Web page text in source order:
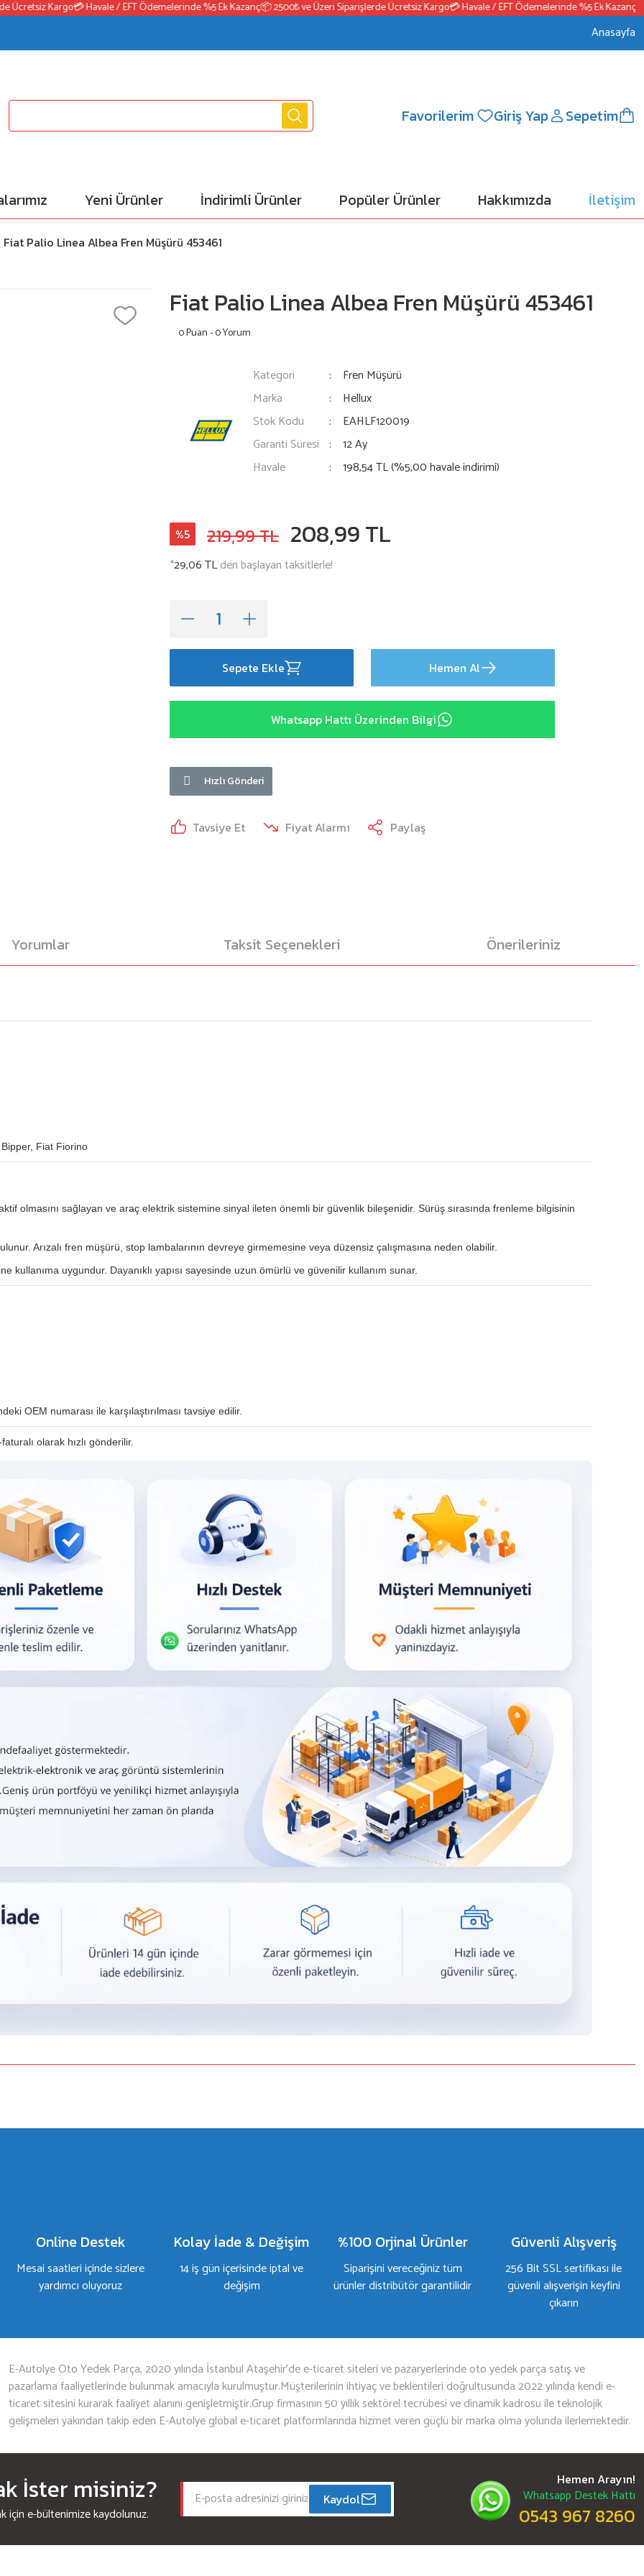
Kargo💳 Havale / EFT Ödemelerinde %5 Ek Kazanç📦 2500₺ ve Üzeri Siparişlerde Ücretsiz Kargo💳 Havale / EFT Ödemelerinde %5 Ek Kazanç
Anasayfa
Favorilerim Giriş Yap Sepetim
Yeni Ürünler İndirimli Ürünler Popüler Ürünler Hakkımızda İletişim
Fiat Palio Linea Albea Fren Müşürü 453461
Fiat Palio Linea Albea Fren Müşürü 453461
0 Puan - 0 Yorum
Kategori
Fren Müşürü
Marka
Hellux
Stok Kodu
EAHLF120019
Garanti Süresi
12 Ay
Havale
198,54 TL (%5,00 havale indirimi)
%5 219,99 TL 208,99 TL
*29,06 TLden başlayan taksitlerle!
Sepete Ekle Hemen Al
Whatsapp Hattı Üzerinden Bilgi
Hızlı Gönderi
Tavsiye Et Fiyat Alarmı Paylaş
Yorumlar Taksit Seçenekleri Önerileriniz
Fiat Fiorino
olmasını sağlayan ve araç elektrik sistemine sinyal ileten önemli bir güvenlik bileşenidir. Sürüş sırasında frenleme bilgisinin
Arızalı fren müşürü, stop lambalarının devreye girmemesine veya düzensiz çalışmasına neden olabilir.
kullanıma uygundur. Dayanıklı yapısı sayesinde uzun ömürlü ve güvenilir kullanım sunar.
OEM numarası ile karşılaştırılması tavsiye edilir.
olarak hızlı gönderilir.
Bu ürüne ilk yorumu siz yapın!
Online Destek
Mesai saatleri içinde sizlere
yardımcı oluyoruz
Kolay İade & Değişim
14 iş gün içerisinde iptal ve
değişim
%100 Orjinal Ürünler
Siparişini vereceğiniz tüm
ürünler distribütör garantilidir
Güvenli Alışveriş
256 Bit SSL sertifikası ile
güvenli alışverişin keyfini
çıkarın
E-Autolye Oto Yedek Parça, 2020 yılında İstanbul Ataşehir’de e-ticaret siteleri ve pazaryerlerinde oto yedek parça satış ve
pazarlama faaliyetlerinde bulunmak amacıyla kurulmuştur.Müşterilerinin ihtiyaç ve beklentileri doğrultusunda 2022 yılında kendi e-
ticaret sitesini kurarak faaliyet alanını genişletmiştir.Grup firmasının 50 yıllık sektörel tecrübesi ve dinamik kadrosu ile teknolojik
gelişmeleri yakından takip eden E-Autolye global e-ticaret platformlarında hizmet veren güçlü bir marka olma yolunda ilerlemektedir.
İster misiniz?
için e-bültenimize kaydolunuz.
Kaydol
Hemen Arayın!
Whatsapp Destek Hattı
0543 967 8260